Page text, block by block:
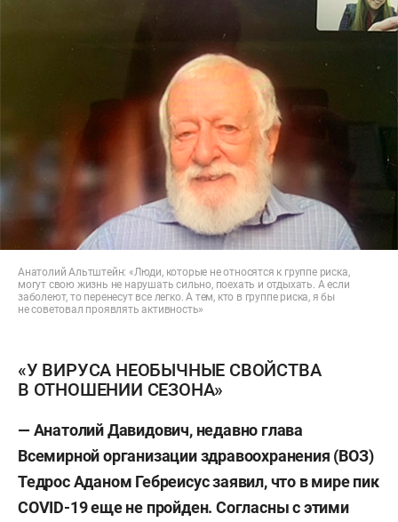
Анатолий Альтштейн: «Люди, которые не относятся к группе риска,
могут свою жизнь не нарушать сильно, поехать и отдыхать. А если
заболеют, то перенесут все легко. А тем, кто в группе риска, я бы
не советовал проявлять активность»
«У ВИРУСА НЕОБЫЧНЫЕ СВОЙСТВА
В ОТНОШЕНИИ СЕЗОНА»
— Анатолий Давидович, недавно глава
Всемирной организации здравоохранения (ВОЗ)
Тедрос Аданом Гебреисус заявил, что в мире пик
COVID-19 еще не пройден. Согласны с этими